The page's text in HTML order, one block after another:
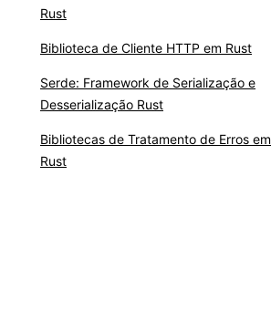
Rust
Biblioteca de Cliente HTTP em Rust
Serde: Framework de Serialização e
Desserialização Rust
Bibliotecas de Tratamento de Erros em
Rust